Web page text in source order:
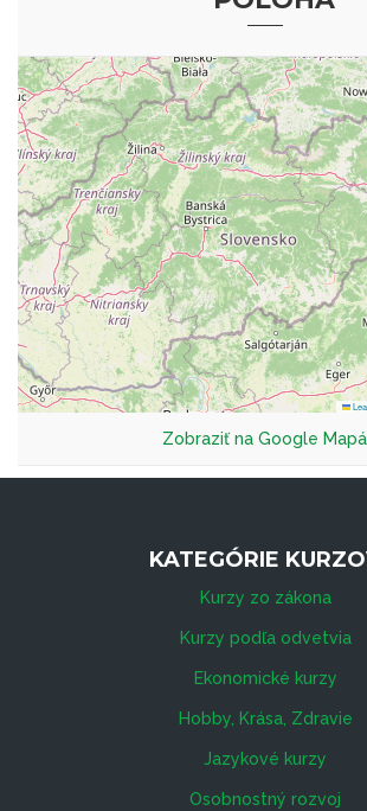
Zobraziť na Google
KATEGÓRIE
Kurzy zo zákona
Kurzy podľa odvetvia
Ekonomické kurzy
Hobby, Krása, Zdravie
Jazykové kurzy
Osobnostný rozvoj